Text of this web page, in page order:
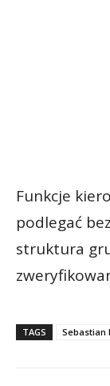
Funkcje
podlegać
struktura
TAGS Sebastian